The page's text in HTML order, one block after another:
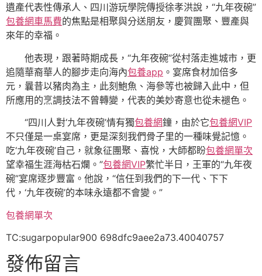
遺產代表性傳承人、四川游玩學院傳授徐孝洪說，“九年夜碗”
包養網車馬費的焦點是相聚與分送朋友，慶賀團聚、豐產與
來年的幸福。
他表現，跟著時期成長，“九年夜碗”從村落走進城市，更
追隨華裔華人的腳步走向海內包養app 。宴席食材加倍多
元，曩昔以豬肉為主，此刻鮑魚、海參等也被歸入此中，但
所應用的烹調技法不曾轉變，代表的美妙寄意也從未褪色。
“四川人對‘九年夜碗’情有獨包養網鐘，由於它包養網VIP
不只僅是一桌宴席，更是深刻我們骨子里的一種味覺記憶。
吃‘九年夜碗’自己，就象征團聚、喜悅，大師都盼包養網單次
望幸福生涯海枯石爛。”包養網VIP繁忙半日，王軍的“九年夜
碗”宴席逐步豐富。他說，“信任到我們的下一代、下下
代，‘九年夜碗’的本味永遠都不會變。”
包養網單次
TC:sugarpopular900 698dfc9aee2a73.40040757
發佈留言